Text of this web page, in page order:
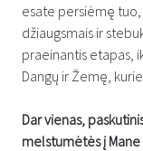
esate persiėmę tuo,
džiaugsmais ir
praeinantis etapas,
Dangų ir Žemę,
Dar vienas,
melstumėtės į Mane